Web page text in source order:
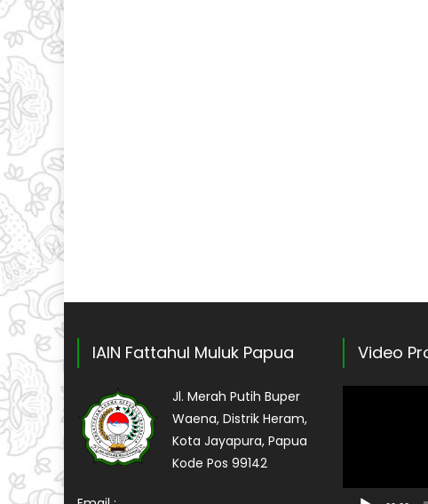
IAIN Fattahul Muluk Papua
Jl. Merah Putih Buper
Waena, Distrik Heram,
Kota Jayapura, Papua
Kode Pos 99142
Video